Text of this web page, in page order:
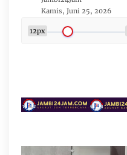
Kamis, Juni 25, 2026
12px